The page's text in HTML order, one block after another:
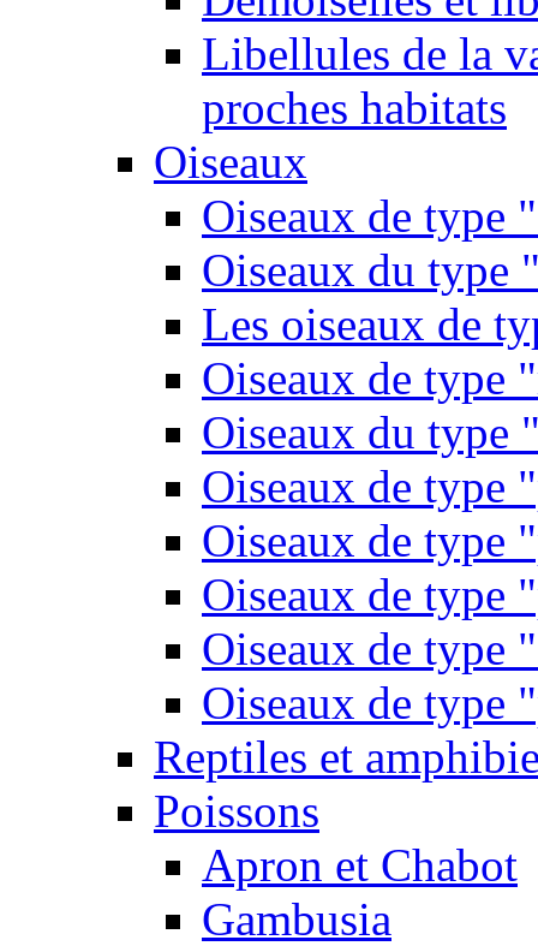
Libellules de la
proches habitats
Oiseaux
Oiseaux de type
Oiseaux du type
Les oiseaux de
Oiseaux de type
Oiseaux du type
Oiseaux de type
Oiseaux de type
Oiseaux de type
Oiseaux de type
Oiseaux de type
Reptiles et
Poissons
Apron et Chabot
Gambusia